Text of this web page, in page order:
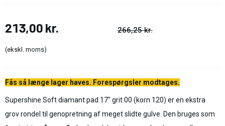
213,00 kr. 266,25 kr.
(ekskl. moms)
Fås så længe lager haves. Forespørgsler modtages.
Supershine Soft diamant pad 17" grit 00 (korn 120) er en ekstra
grov rondel til genopretning af meget slidte gulve. Den bruges som